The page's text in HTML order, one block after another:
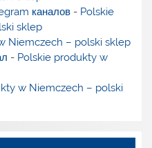
каналов- Polskie
sklep
Niemczech – polski sklep
- Polskie produkty w
w Niemczech – polski